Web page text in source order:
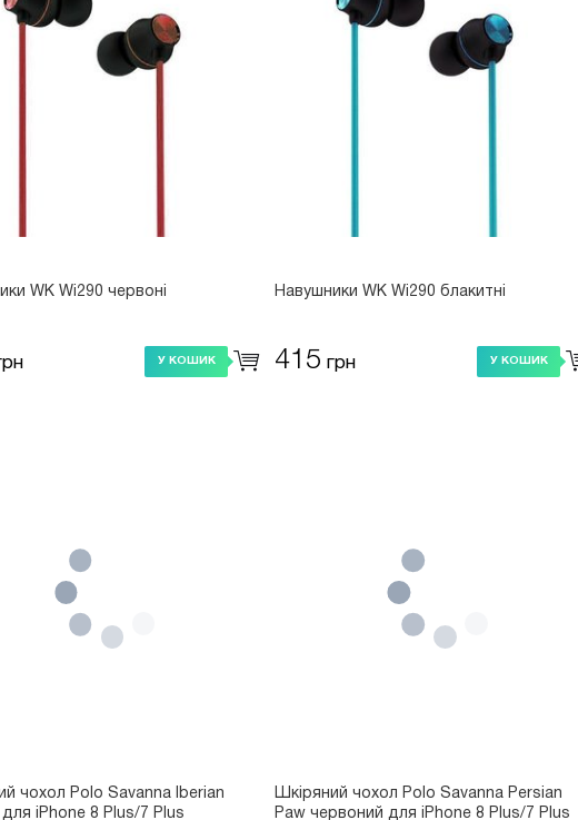
WK Wi290 червоні
У КОШИК
Навушники WK Wi290 блакитні
415 грн У КОШИК
чохол Polo Savanna lberian
iPhone 8 Plus/7 Plus
Шкіряний чохол Polo Savanna Persian
Paw червоний для iPhone 8 Plus/7 Plus